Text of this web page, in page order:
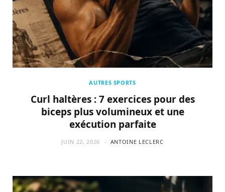
AUTRES SPORTS
Curl haltères : 7 exercices pour des
biceps plus volumineux et une
exécution parfaite
JUIN 22, 2026 ANTOINE LECLERC